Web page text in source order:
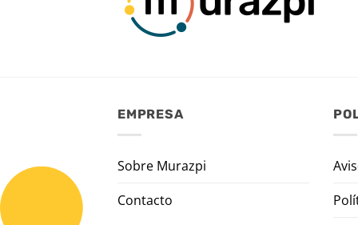
EMPRESA
Sobre Murazpi
Contacto